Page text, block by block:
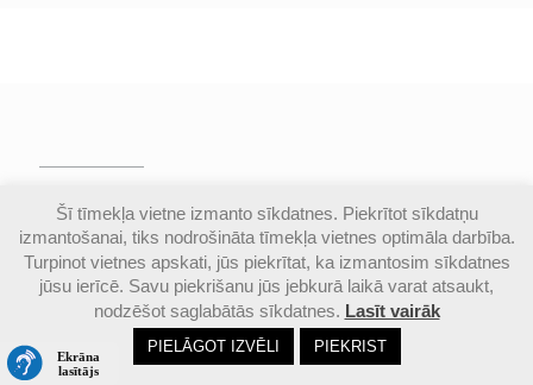
© Valmieras Gaujas krasta vidusskola | Visas
autortiesības aizsargātas |Piekļūstamības
paziņojums
Šī tīmekļa vietne izmanto sīkdatnes. Piekrītot sīkdatņu
izmantošanai, tiks nodrošināta tīmekļa vietnes optimāla darbība.
Turpinot vietnes apskati, jūs piekrītat, ka izmantosim sīkdatnes
jūsu ierīcē. Savu piekrišanu jūs jebkurā laikā varat atsaukt,
nodzēšot saglabātās sīkdatnes. Lasīt vairāk
PIELĀGOT IZVĒLI PIEKRIST
Email Google